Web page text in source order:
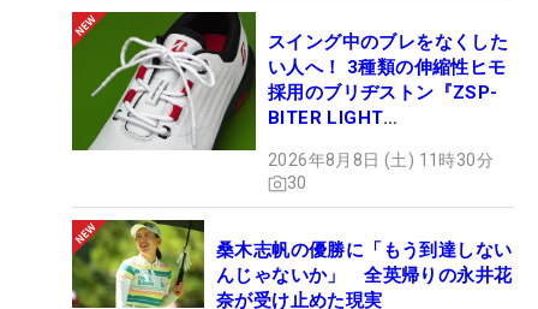
スイング中のブレをなくした
い人へ！ 3種類の伸縮性ヒモ
採用のブリヂストン『ZSP-
BITER LIGHT
ュー
2026年8月8日 (土) 11時30分
30
桑木志帆の優勝に「もう到達しない
んじゃないか」 全英帰りの永井花
奈が受け止めた現実